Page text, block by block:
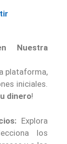
Nuestra
plataforma,
iniciales.
dinero!
Explora
los